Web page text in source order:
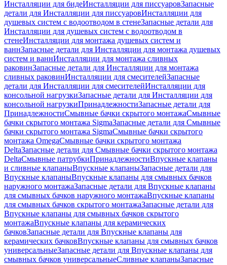
Инсталляции для бидеИнсталляции для писсуаровЗапасные
детали для Инсталляции для писсуаровИнсталляции для
душевых систем с водоотводом в стенеЗапасные детали для
Инсталляции для душевых систем с водоотводом в
стенеИнсталляции для монтажа душевых систем и
ваннЗапасные детали для Инсталляции для монтажа душевых
систем и ваннИнсталляции для монтажа сливных
раковинЗапасные детали для Инсталляции для монтажа
сливных раковинИнсталляции для смесителейЗапасные
детали для Инсталляции для смесителейИнсталляции для
консольной нагрузкиЗапасные детали для Инсталляции для
консольной нагрузкиПринадлежностиЗапасные детали для
ПринадлежностиСмывные бачки скрытого монтажаСмывные
бачки скрытого монтажа SigmaЗапасные детали для Смывные
бачки скрытого монтажа SigmaСмывные бачки скрытого
монтажа OmegaСмывные бачки скрытого монтажа
DeltaЗапасные детали для Смывные бачки скрытого монтажа
DeltaСмывные патрубкиПринадлежностиВпускные клапаны
и сливные клапаныВпускные клапаныЗапасные детали для
Впускные клапаныВпускные клапаны для смывных бачков
наружного монтажаЗапасные детали для Впускные клапаны
для смывных бачков наружного монтажаВпускные клапаны
для смывных бачков скрытого монтажаЗапасные детали для
Впускные клапаны для смывных бачков скрытого
монтажаВпускные клапаны для керамических
бачковЗапасные детали для Впускные клапаны для
керамических бачковВпускные клапаны для смывных бачков
универсальныеЗапасные детали для Впускные клапаны для
смывных бачков универсальныеСливные клапаныЗапасные